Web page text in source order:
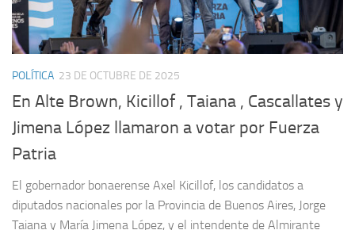
POLÍTICA 23 DE OCTUBRE DE 2025
En Alte Brown, Kicillof , Taiana , Cascallates y
Jimena López llamaron a votar por Fuerza
Patria
El gobernador bonaerense Axel Kicillof, los candidatos a
diputados nacionales por la Provincia de Buenos Aires, Jorge
Taiana y María Jimena López, y el intendente de Almirante